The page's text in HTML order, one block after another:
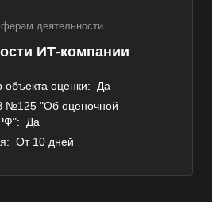
деятельности
ИТ-компании
оценки:
Да
№125 "Об оценочной
Да
От 10 дней